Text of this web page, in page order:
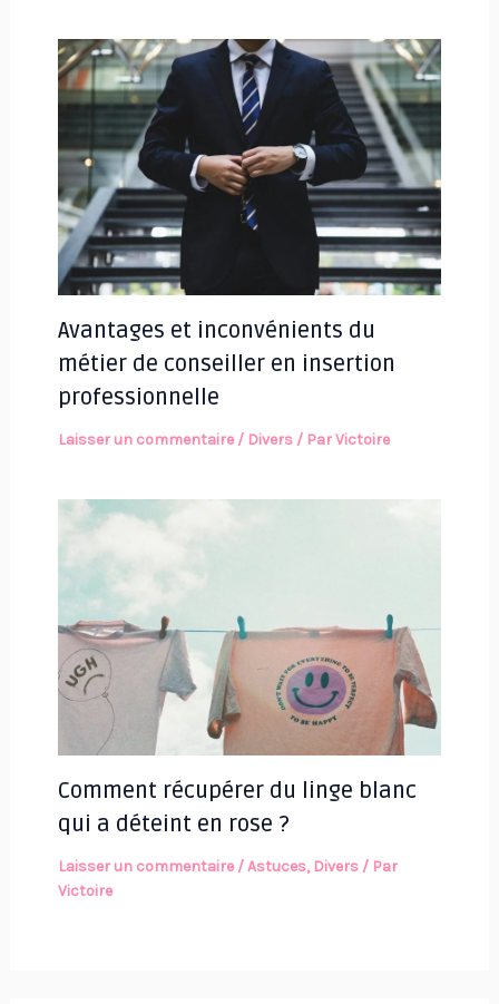
Avantages et inconvénients du
métier de conseiller en insertion
professionnelle
Laisser un commentaire / Divers/ ParVictoire
Comment récupérer du linge blanc
qui a déteint en rose ?
Laisser un commentaire /Astuces, Divers/ Par
Victoire